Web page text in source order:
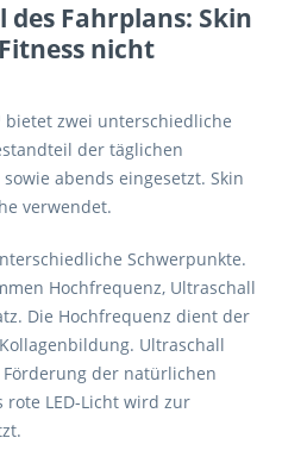
des Fahrplans: Skin
nicht
zwei unterschiedliche
der täglichen
abends eingesetzt. Skin
verwendet.
Schwerpunkte.
Hochfrequenz, Ultraschall
Die Hochfrequenz dient der
Ultraschall
der natürlichen
rote LED-Licht wird zur